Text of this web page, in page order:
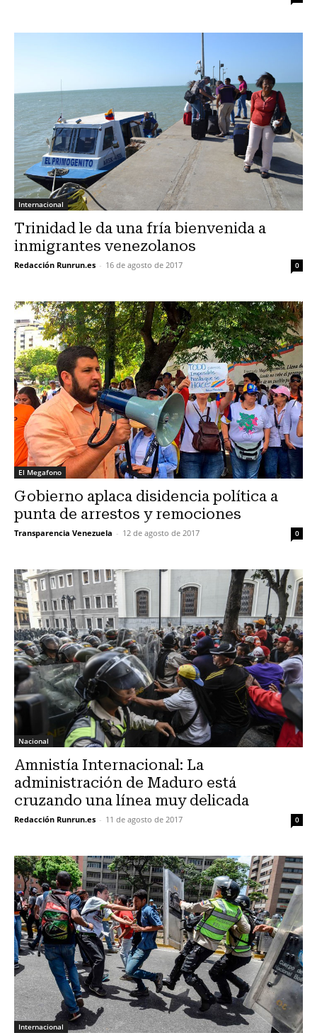
Internacional
Trinidad le da una fría bienvenida a
inmigrantes venezolanos
Redacción Runrun.es - 16 de agosto de 2017 0
El Megafono
Gobierno aplaca disidencia política a
punta de arrestos y remociones
Transparencia Venezuela - 12 de agosto de 2017 0
Nacional
Amnistía Internacional: La
administración de Maduro está
cruzando una línea muy delicada
Redacción Runrun.es - 11 de agosto de 2017 0
Internacional